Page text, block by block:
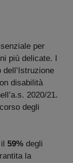
per
più delicate. I
disabilità
2020/21.
degli
59% degli
la